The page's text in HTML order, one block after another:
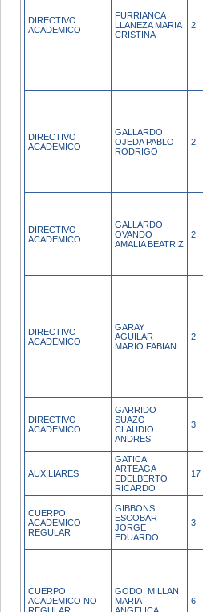
DIRECTIVO
ACADEMICO
FURRIANCA
LLANEZA MARIA
CRISTINA
2
DIRECTIVO
ACADEMICO
GALLARDO
OJEDA PABLO
RODRIGO
2
DIRECTIVO
ACADEMICO
GALLARDO
OVANDO
AMALIA BEATRIZ
2
DIRECTIVO
ACADEMICO
GARAY
AGUILAR
MARIO FABIAN
2
DIRECTIVO
ACADEMICO
GARRIDO
SUAZO
CLAUDIO
ANDRES
3
AUXILIARES
GATICA
ARTEAGA
EDELBERTO
RICARDO
17
CUERPO
ACADEMICO
REGULAR
GIBBONS
ESCOBAR
JORGE
EDUARDO
3
CUERPO
ACADEMICO NO
GODOI MILLAN
MARIA
6